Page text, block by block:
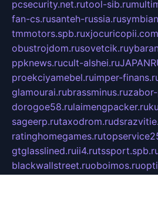
pcsecurity.net.rutool-sib.ru
fan-cs.rusanteh-russia.ru
tmmotors.spb.ruxjocuricopii.com
obustrojdom.rusovetcik.ru
ppknews.rucult-alshei.ru
proekciyamebel.ruimper-
glamourai.rubrassminus.ru
dorogoe58.rulaimengpacker.ru
sageerp.rutaxodrom.ru
ratinghomegames.ru
gtglasslined.ruii4.ru
blackwallstreet.ruoboimos.ru